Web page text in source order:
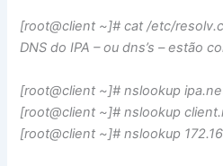
[root@client ~]# cat /etc/
DNS do IPA – ou dns’s – estão
[root@client ~]# nslookup
[root@client ~]# nslookup
[root@client ~]# nslookup